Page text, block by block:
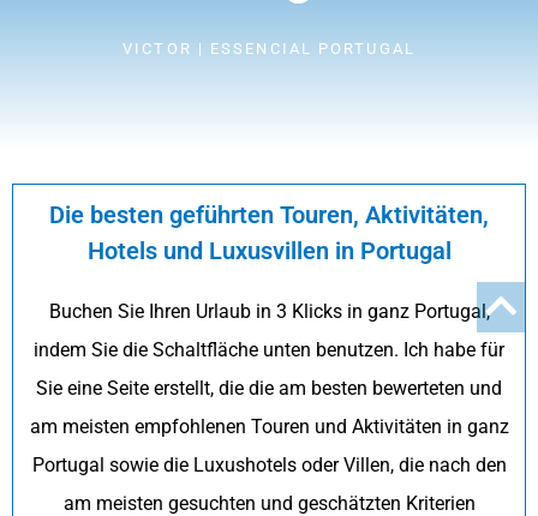
VICTOR | ESSENCIAL PORTUGAL
Die besten geführten Touren, Aktivitäten,
Hotels und Luxusvillen in Portugal
Buchen Sie Ihren Urlaub in 3 Klicks in ganz Portugal,
indem Sie die Schaltfläche unten benutzen. Ich habe für
Sie eine Seite erstellt, die die am besten bewerteten und
am meisten empfohlenen Touren und Aktivitäten in ganz
Portugal sowie die Luxushotels oder Villen, die nach den
am meisten gesuchten und geschätzten Kriterien